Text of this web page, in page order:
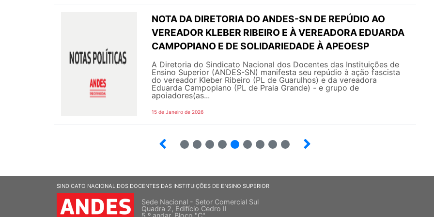
NOTA DA DIRETORIA DO ANDES-SN DE REPÚDIO AO
VEREADOR KLEBER RIBEIRO E À VEREADORA EDUARDA
CAMPOPIANO E DE SOLIDARIEDADE À APEOESP
A Diretoria do Sindicato Nacional dos Docentes das Instituições de
Ensino Superior (ANDES-SN) manifesta seu repúdio à ação fascista
do vereador Kleber Ribeiro (PL de Guarulhos) e da vereadora
Eduarda Campopiano (PL de Praia Grande) - e grupo de
apoiadores(as...
15 de Janeiro de 2026
SINDICATO NACIONAL DOS DOCENTES DAS INSTITUIÇÕES DE ENSINO SUPERIOR
Sede Nacional - Setor Comercial Sul
Quadra 2, Edifício Cedro II
5 º andar, Bloco "C"